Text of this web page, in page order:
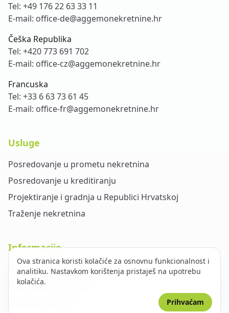
Tel: +49 176 22 63 33 11
E-mail: office-de@aggemonekretnine.hr
Češka Republika
Tel: +420 773 691 702
E-mail: office-cz@aggemonekretnine.hr
Francuska
Tel: +33 6 63 73 61 45
E-mail: office-fr@aggemonekretnine.hr
Usluge
Posredovanje u prometu nekretnina
Posredovanje u kreditiranju
Projektiranje i gradnja u Republici Hrvatskoj
Traženje nekretnina
Informacije
O nama
Opći uvjeti poslovanja
Ova stranica koristi kolačiće za osnovnu funkcionalnost i
analitiku. Nastavkom korištenja pristaješ na upotrebu
kolačića.
Prihvaćam